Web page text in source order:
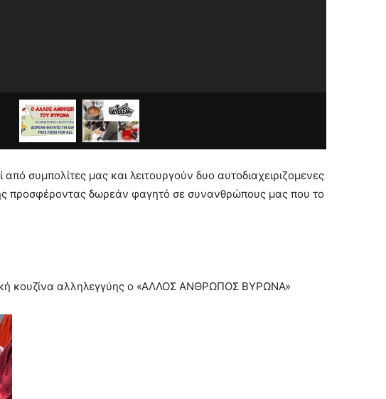
συμπολίτες μας και λειτουργούν δυο αυτοδιαχειριζομενες
προσφέροντας δωρεάν φαγητό σε συνανθρώπους μας που το
κουζίνα αλληλεγγύης ο «ΑΛΛΟΣ ΑΝΘΡΩΠΟΣ ΒΥΡΩΝΑ»